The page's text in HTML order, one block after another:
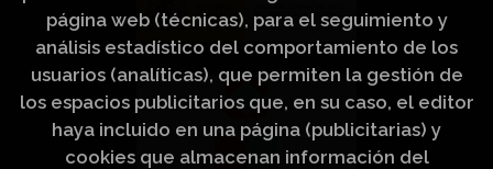
página web (técnicas), para el seguimiento y
análisis estadístico del comportamiento de los
usuarios (analíticas), que permiten la gestión de
los espacios publicitarios que, en su caso, el editor
haya incluido en una página (publicitarias) y
cookies que almacenan información del